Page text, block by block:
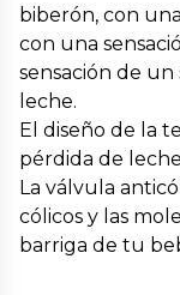
biberón, con
con una
sensación de
leche.
El diseño de la
pérdida de
La válvula
cólicos y las
barriga de tu